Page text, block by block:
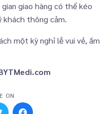
giao hàng có thể kéo
khách thông cảm.
một kỳ nghỉ lễ vui vẻ, ấm
ON